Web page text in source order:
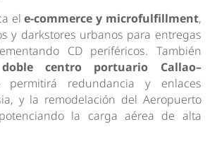
ele-commerce y microfulfillment,
y darkstores urbanos para entregas
CD periféricos. También
doble centro portuario Callao–
redundancia y enlaces
y la remodelación del Aeropuerto
la carga aérea de alta